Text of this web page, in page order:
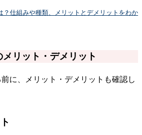
？仕組みや種類、メリットとデメリットをわか
リット・デメリット
に、メリット・デメリットも確認し